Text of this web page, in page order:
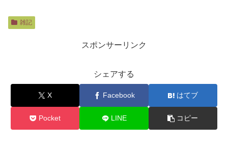
雑記
スポンサーリンク
シェアする
X Facebook はてブ
Pocket LINE コピー